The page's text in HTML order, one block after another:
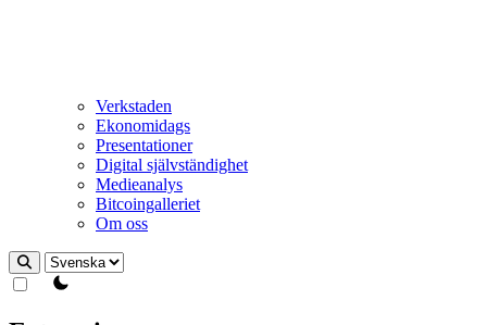
Verkstaden
Ekonomidags
Presentationer
Digital självständighet
Medieanalys
Bitcoingalleriet
Om oss
theme switcher